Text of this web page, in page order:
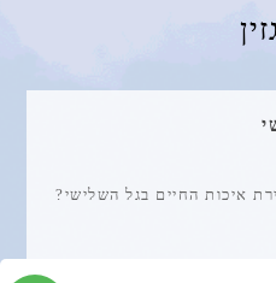
איכות החיים בגל השלישי?